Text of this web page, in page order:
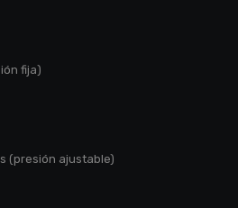
fija)
(presión ajustable)